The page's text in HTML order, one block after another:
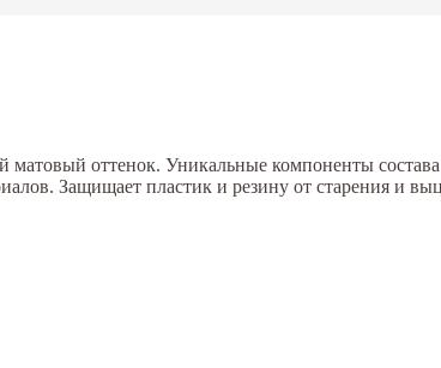
оттенок. Уникальные компоненты
Защищает пластик и резину от старения и